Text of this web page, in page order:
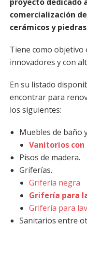
comercialización de
cerámicos y
Tiene como
innovadores y con
En su listado
encontrar para
los siguientes:
Muebles de baño
Vanitorios con
Pisos de madera.
Griferías.
Grifería negra
Grifería para
Grifería para
Sanitarios entre